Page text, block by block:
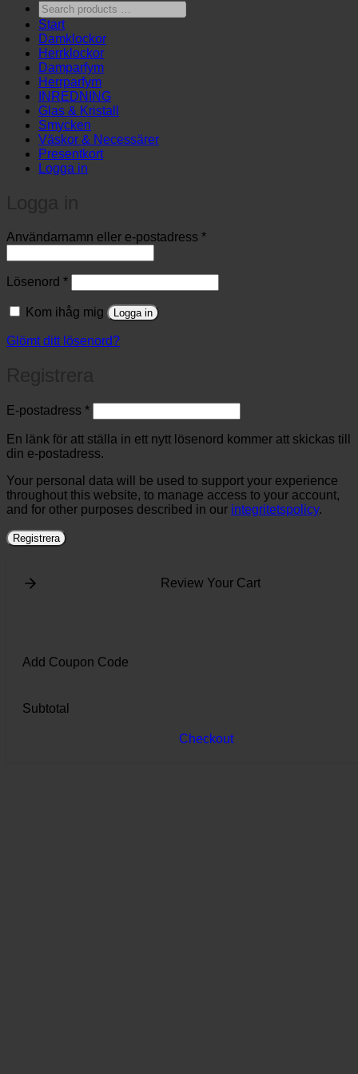
Search
products
…
Start
Damklockor
Herrklockor
Damparfym
Herrparfym
INREDNING
Glas & Kristall
Smycken
Väskor & Necessärer
Presentkort
Logga in
Användarnamn eller e-postadress *Obligatoriskt
Lösenord *Obligatoriskt
Kom ihåg mig Logga in
Glömt ditt lösenord?
E-postadress *Obligatoriskt
En länk för att ställa in ett nytt lösenord kommer att skickas till
din e-postadress.
Your personal data will be used to support your experience
throughout this website, to manage access to your account,
and for other purposes described in our integritetspolicy.
Registrera
Review Your Cart
Add Coupon Code
Subtotal
Checkout